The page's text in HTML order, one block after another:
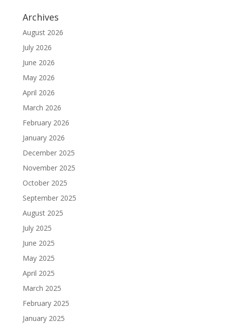
Archives
August 2026
July 2026
June 2026
May 2026
April 2026
March 2026
February 2026
January 2026
December 2025
November 2025
October 2025
September 2025
August 2025
July 2025
June 2025
May 2025
April 2025
March 2025
February 2025
January 2025